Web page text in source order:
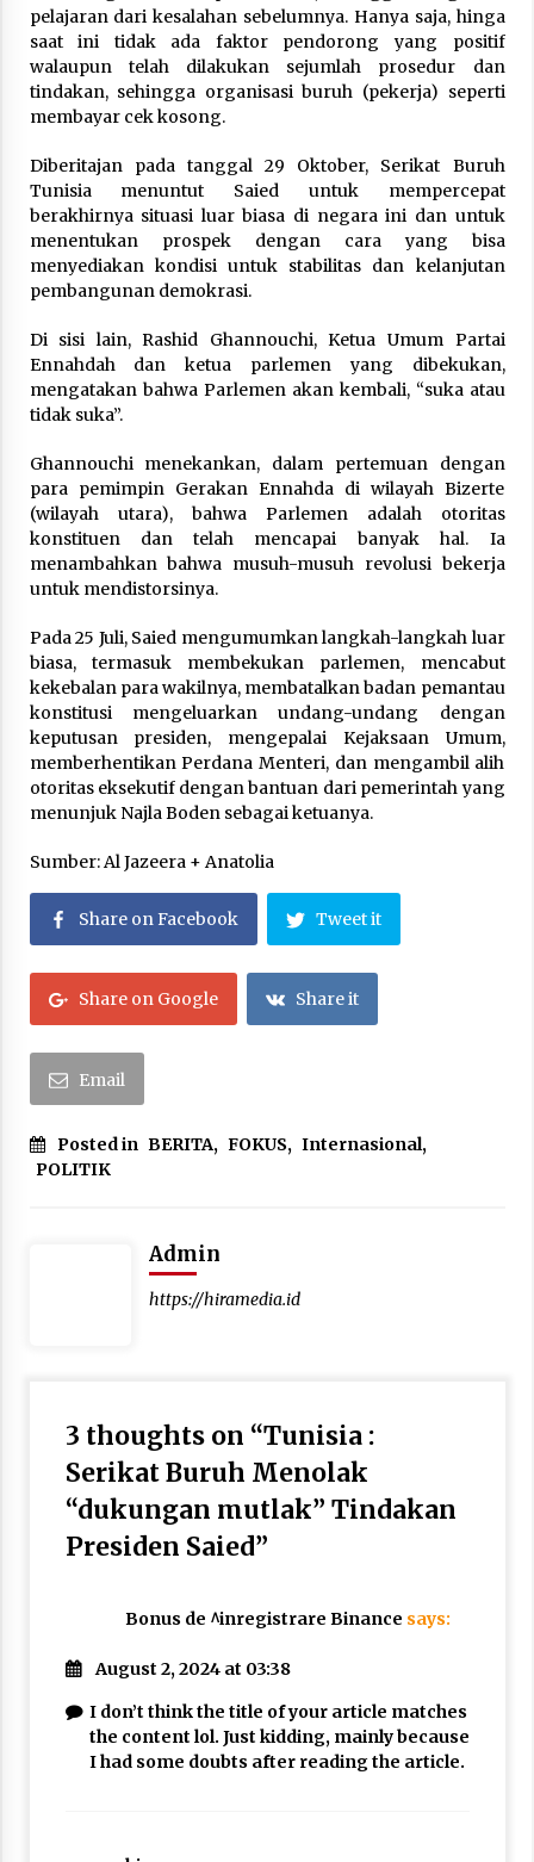
pelajaran dari kesalahan sebelumnya. Hanya saja, hinga
saat ini tidak ada faktor pendorong yang positif
walaupun telah dilakukan sejumlah prosedur dan
tindakan, sehingga organisasi buruh (pekerja) seperti
membayar cek kosong.
Diberitajan pada tanggal 29 Oktober, Serikat Buruh
Tunisia menuntut Saied untuk mempercepat
berakhirnya situasi luar biasa di negara ini dan untuk
menentukan prospek dengan cara yang bisa
menyediakan kondisi untuk stabilitas dan kelanjutan
pembangunan demokrasi.
Di sisi lain, Rashid Ghannouchi, Ketua Umum Partai
Ennahdah dan ketua parlemen yang dibekukan,
mengatakan bahwa Parlemen akan kembali, “suka atau
tidak suka”.
Ghannouchi menekankan, dalam pertemuan dengan
para pemimpin Gerakan Ennahda di wilayah Bizerte
(wilayah utara), bahwa Parlemen adalah otoritas
konstituen dan telah mencapai banyak hal. Ia
menambahkan bahwa musuh-musuh revolusi bekerja
untuk mendistorsinya.
Pada 25 Juli, Saied mengumumkan langkah-langkah luar
biasa, termasuk membekukan parlemen, mencabut
kekebalan para wakilnya, membatalkan badan pemantau
konstitusi mengeluarkan undang-undang dengan
keputusan presiden, mengepalai Kejaksaan Umum,
memberhentikan Perdana Menteri, dan mengambil alih
otoritas eksekutif dengan bantuan dari pemerintah yang
menunjuk Najla Boden sebagai ketuanya.
Sumber: Al Jazeera + Anatolia
Share on Facebook Tweet it
Share on Google Share it
Email
Posted in BERITA, FOKUS, Internasional,
POLITIK
Admin
https://hiramedia.id
3 thoughts on “Tunisia :
Serikat Buruh Menolak
“dukungan mutlak” Tindakan
Presiden Saied”
Bonus de ^inregistrare Binance says:
August 2, 2024 at 03:38
I don’t think the title of your article matches
the content lol. Just kidding, mainly because
I had some doubts after reading the article.